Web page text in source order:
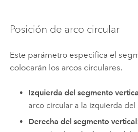
Posición de arco circular
Este parámetro especifica el
colocarán los arcos circulares.
Izquierda del segmento vertical
arco circular a la izquierda
Derecha del segmento vertical